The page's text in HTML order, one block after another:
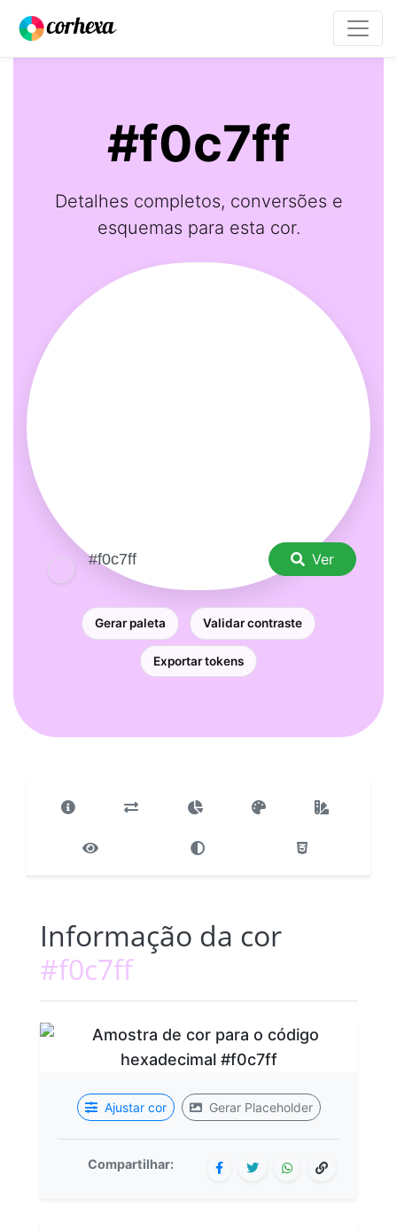
#f0c7ff
Detalhes completos, conversões e
esquemas para esta cor.
Ver
Gerar paleta Validar contraste
Exportar tokens
Informação da cor
#f0c7ff
Ajustar cor Gerar Placeholder
Compartilhar: